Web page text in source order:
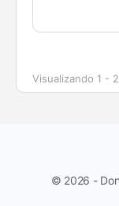
Visualizando 1 -
© 2026 -